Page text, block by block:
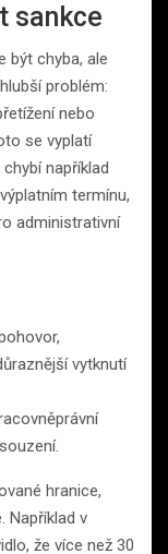
sankce
být chyba, ale
problém:
nebo
se vyplatí
například
termínu,
administrativní
vytknutí
hranice,
Například v
že více než 30